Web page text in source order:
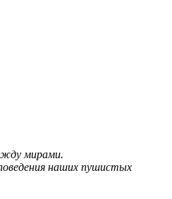
мирами.
наших пушистых